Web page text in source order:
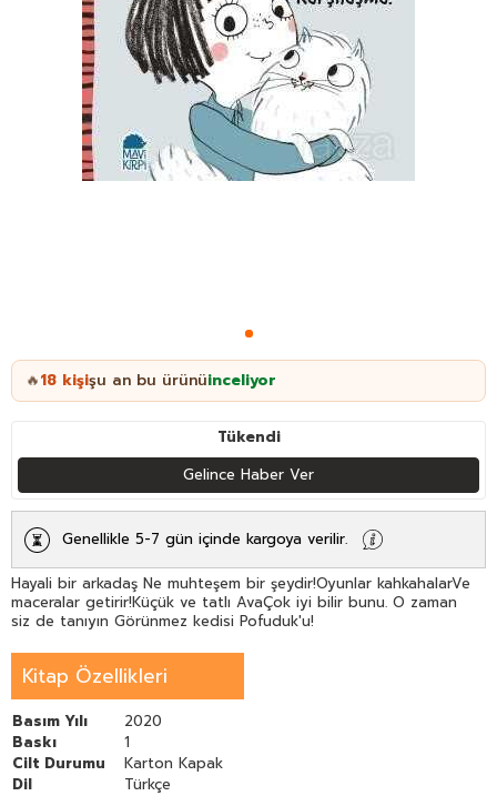
🔥18 kişişu an bu ürünüinceliyor
Tükendi
Gelince Haber Ver
Genellikle 5-7 gün içinde kargoya verilir.
Hayali bir arkadaş Ne muhteşem bir şeydir!Oyunlar kahkahalarVe
maceralar getirir!Küçük ve tatlı AvaÇok iyi bilir bunu. O zaman
siz de tanıyın Görünmez kedisi Pofuduk'u!
Kitap Özellikleri
Basım Yılı
2020
Baskı
1
Cilt Durumu
Karton Kapak
Dil
Türkçe